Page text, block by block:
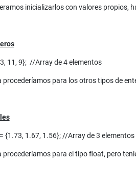
inicializarlos con valores propios,
11, 9}; //Array de 4 elementos
procederíamos para los otros tipos de
{1.73, 1.67, 1.56}; //Array de 3 elementos
procederíamos para el tipo float, pero